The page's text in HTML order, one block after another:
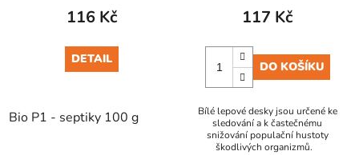
116 Kč
DETAIL
Bio P1 - septiky 100 g
117 Kč
DO KOŠÍKU
Bílé lepové desky jsou určené ke
sledování a k častečnému
snižování populační hustoty
škodlivých organizmů.